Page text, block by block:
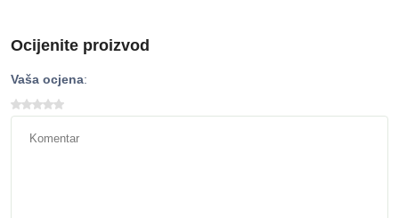
Ocijenite proizvod
Vaša ocjena: